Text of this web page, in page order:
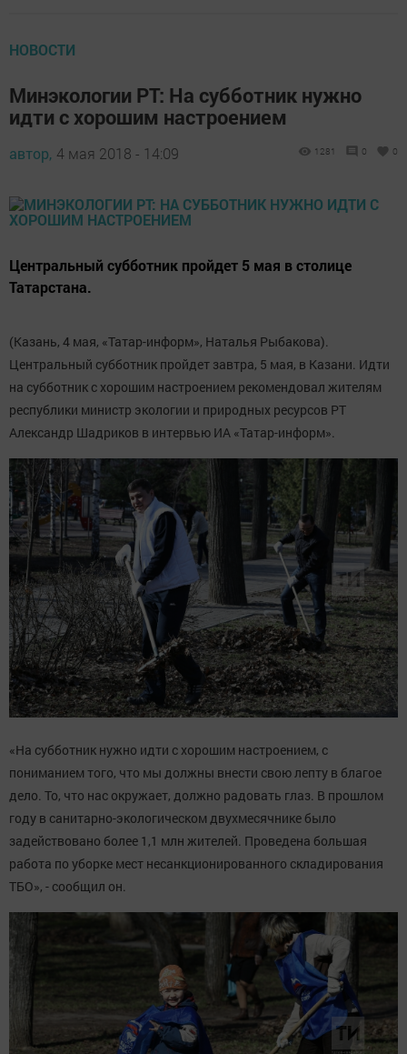
НОВОСТИ
Минэкологии РТ: На субботник нужно
идти с хорошим настроением
автор, 4 мая 2018 - 14:09 1281 0 0
Центральный субботник пройдет 5 мая в столице
Татарстана.
(Казань, 4 мая, «Татар-информ», Наталья Рыбакова).
Центральный субботник пройдет завтра, 5 мая, в Казани. Идти
на субботник с хорошим настроением рекомендовал жителям
республики министр экологии и природных ресурсов РТ
Александр Шадриков в интервью ИА «Татар-информ».
«На субботник нужно идти с хорошим настроением, с
пониманием того, что мы должны внести свою лепту в благое
дело. То, что нас окружает, должно радовать глаз. В прошлом
году в санитарно-экологическом двухмесячнике было
задействовано более 1,1 млн жителей. Проведена большая
работа по уборке мест несанкционированного складирования
ТБО», - сообщил он.